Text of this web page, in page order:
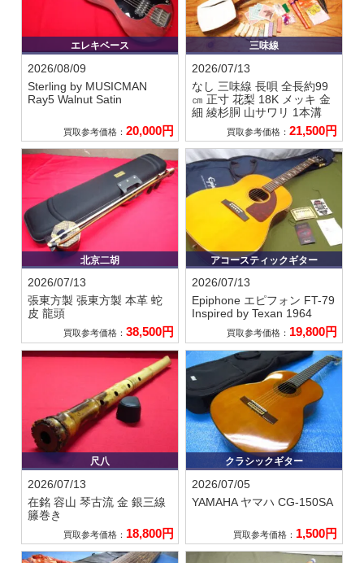
エレキベース
2026/08/09
Sterling by MUSICMAN
Ray5 Walnut Satin
買取参考価格： 20,000円
三味線
2026/07/13
なし 三味線 長唄 全長約99
㎝ 正寸 花梨 18K メッキ 金
細 綾杉胴 山サワリ 1本溝
買取参考価格：21,500円
北京二胡
2026/07/13
張東方製 張東方製 本革 蛇
皮 龍頭
買取参考価格： 38,500円
アコースティックギター
2026/07/13
Epiphone エピフォン FT-79
Inspired by Texan 1964
買取参考価格： 19,800円
尺八
2026/07/13
在銘 容山 琴古流 金 銀三線
籐巻き
買取参考価格： 18,800円
クラシックギター
2026/07/05
YAMAHA ヤマハ CG-150SA
買取参考価格： 1,500円